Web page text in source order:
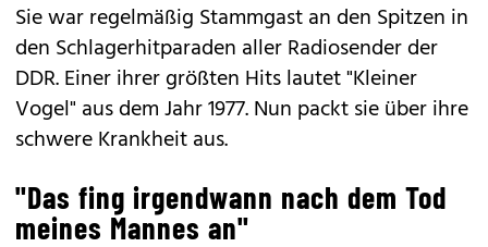
Sie war regelmäßig Stammgast an den Spitzen in
den Schlagerhitparaden aller Radiosender der
DDR. Einer ihrer größten Hits lautet "Kleiner
Vogel" aus dem Jahr 1977. Nun packt sie über ihre
schwere Krankheit aus.
"Das fing irgendwann nach dem Tod
meines Mannes an"